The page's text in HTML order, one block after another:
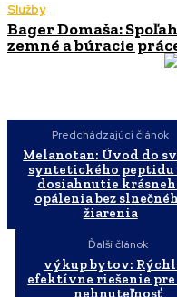
Služby
Bager Domaša:
zemné a búracie
Predchádzajúci článok
Melanotan: Úvod do
syntetického peptidu
dosiahnutie
opálenia bez
žiarenia
Ďalší článok
výkup bytov:
efektívne riešenie pre
nehnuteľnosť